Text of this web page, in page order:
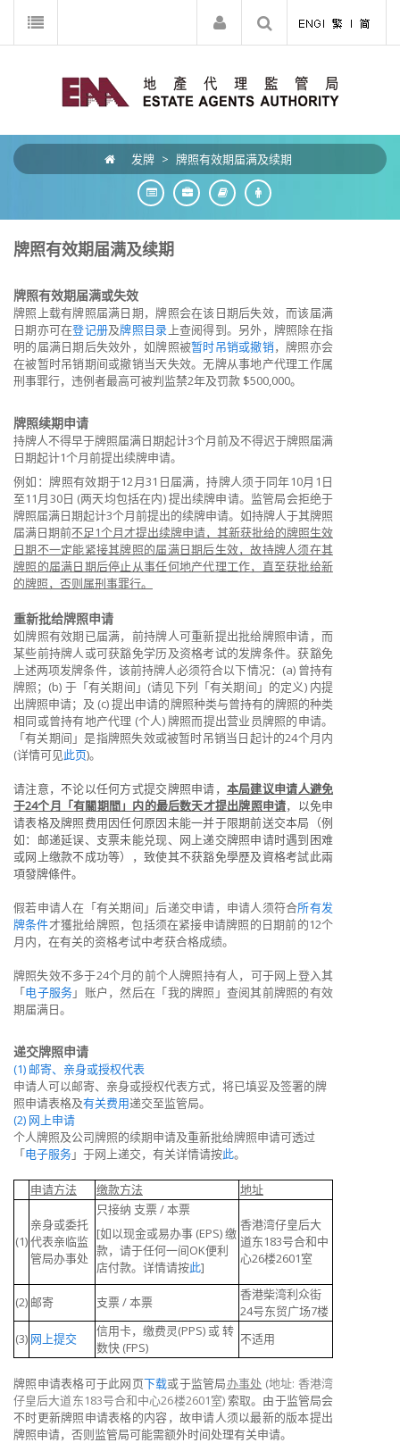
发牌 > 牌照有效期届满及续期
牌照有效期届满及续期
牌照有效期届满或失效
牌照上载有牌照届满日期，牌照会在该日期后失效，而该届满
日期亦可在登记册及牌照目录 上查阅得到。另外，牌照除在指
明的届满日期后失效外，如牌照被暂时吊销或撤销，牌照亦会
在被暂时吊销期间或撤销当天失效。无牌从事地产代理工作属
刑事罪行，违例者最高可被判监禁2年及罚款 $500,000。
牌照续期申请
持牌人不得早于牌照届满日期起计3个月前及不得迟于牌照届满
日期起计1个月前提出续牌申请。
例如：牌照有效期于12月31 日届满，持牌人须于同年10月1 日
至11月30日 (两天均包括在内)提出续牌申请。监管局会拒绝于
牌照届满日期起计3个月前提出的续牌申请。如持牌人于其牌照
届满日期前不足1个月才提出续牌申请，其新获批给的牌照生效
日期不一定能紧接其牌照的届满日期后生效，故持牌人须在其
牌照的届满日期后停止从事任何地产代理工作，直至获批给新
的牌照，否则属刑事罪行。
重新批给牌照申请
如牌照有效期已届满，前持牌人可重新提出批给牌照申请，而
某些前持牌人或可获豁免学历及资格考试的发牌条件。获豁免
上述两项发牌条件，该前持牌人必须符合以下情况： (a) 曾持有
牌照； (b) 于「有关期间」 (请见下列「有关期间」的定义) 内提
出牌照申请；及 (c)提出申请的牌照种类与曾持有的牌照的种类
相同或曾持有地产代理 (个人) 牌照而提出营业员牌照的申请。
「有关期间」是指牌照失效或被暂时吊销当日起计的24个月内
(详情可见此页)。
请注意，不论以任何方式提交牌照申请， 本局建议申请人避免
于24个月「有關期間」内的最后数天才提出牌照申请，以免申
请表格及牌照费用因任何原因未能一并于限期前送交本局（例
如：邮递延误、支票未能兑现、网上递交牌照申请时遇到困难
或网上缴款不成功等），致使其不获豁免學歷及資格考試此兩
項發牌條件。
假若申请人在「有关期间」后递交申请，申请人须符合所有发
牌条件才獲批给牌照，包括须在紧接申请牌照的日期前的12个
月内，在有关的资格考试中考获合格成绩。
牌照失效不多于24个月的前个人牌照持有人，可于网上登入其
「电子服务」账户，然后在「我的牌照」查阅其前牌照的有效
期届满日。
递交牌照申请
(1) 邮寄、亲身或授权代表
申请人可以邮寄、亲身或授权代表方式，将已填妥及签署的牌
照申请表格及有关费用递交至监管局。
(2) 网上申请
个人牌照及公司牌照的续期申请及重新批给牌照申请可透过
「电子服务」于网上递交，有关详情请按此。
申请方法 缴款方法 地址
(1)
亲身或委托
代表亲临监
管局办事处
只接纳 支票 / 本票
[如以现金或易办事 (EPS) 缴
款，请于任何一间OK便利
店付款。详情请按此]
香港湾仔皇后大
道东183号合和中
心26楼2601室
(2) 邮寄 支票 / 本票
香港柴湾利众街
24号东贸广场7楼
(3) 网上提交
信用卡，缴费灵(PPS) 或 转
数快 (FPS)
不适用
牌照申请表格可于此网页下载或于监管局办事处 (地址: 香港湾
仔皇后大道东183号合和中心26楼2601室)索取。由于监管局会
不时更新牌照申请表格的内容，故申请人须以最新的版本提出
牌照申请，否则监管局可能需额外时间处理有关申请。